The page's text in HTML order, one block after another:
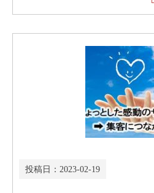
投稿日： 2023-02-19